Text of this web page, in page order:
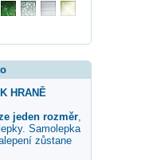
HRANĚ
jeden rozměr,
Samolepka
zůstane